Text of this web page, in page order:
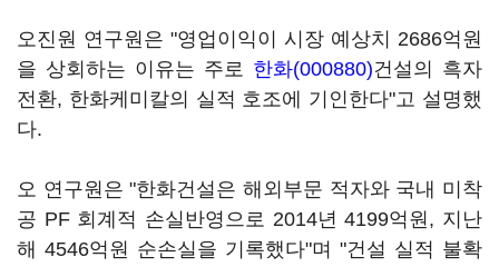
오진원 연구원은 "영업이익이 시장 예상치 2686억원
을 상회하는 이유는 주로 한화(000880)건설의 흑자
전환, 한화케미칼의 실적 호조에 기인한다"고 설명했
다.
오 연구원은 "한화건설은 해외부문 적자와 국내 미착
공 PF 회계적 손실반영으로 2014년 4199억원, 지난
해 4546억원 순손실을 기록했다"며 "건설 실적 불확